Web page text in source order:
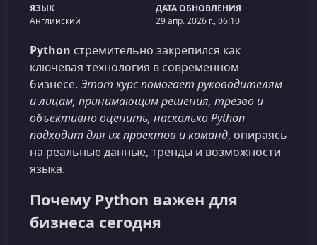
ЯЗЫК
Английский
ДАТА ОБНОВЛЕНИЯ
29 апр. 2026 г., 06:10
Python стремительно закрепился как
ключевая технология в современном
бизнесе. Этот курс помогает руководителям
и лицам, принимающим решения, трезво и
объективно оценить, насколько Python
подходит для их проектов и команд, опираясь
на реальные данные, тренды и возможности
языка.
Почему Python важен для
бизнеса сегодня